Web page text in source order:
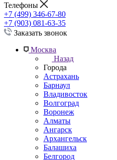
Телефоны
+7 (499) 346-67-80
+7 (903) 081-63-35
Заказать звонок
Москва
Назад
Города
Астрахань
Барнаул
Владивосток
Волгоград
Воронеж
Алматы
Ангарск
Архангельск
Балашиха
Белгород